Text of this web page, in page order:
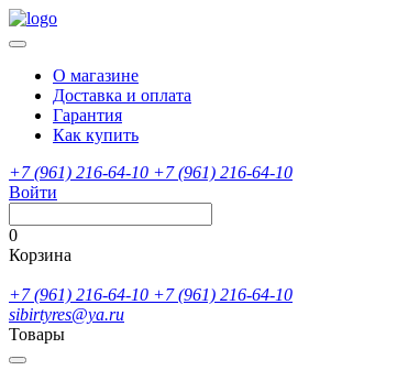
О магазине
Доставка и оплата
Гарантия
Как купить
+7 (961) 216-64-10 +7 (961) 216-64-10
Войти
0
Корзина
+7 (961) 216-64-10 +7 (961) 216-64-10
sibirtyres@ya.ru
Товары